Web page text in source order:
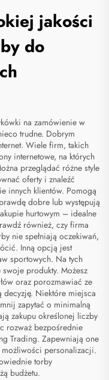
jakości
do
na zamówienie w
trudne. Dobrym
Wiele firm, takich
internetowe, na których
przeglądać różne style
oferty i znaleźć
innych klientów. Pomogą
dobre lub występują
hurtowym – idealne
również, czy firma
nie spełniają oczekiwań,
Inną opcją jest
sportowych. Na tych
produkty. Możesz
oraz porozmawiać ze
Niektóre miejsca
zapytać o minimalną
zakupu określonej liczby
rozważ bezpośrednie
Trading. Zapewniają one
personalizacji.
torby
budżetu.